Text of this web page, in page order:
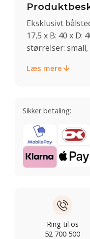
Eksklusivt
17,5 x B: 40 x D:
størrelser:
Læs mere
Sikker betaling:
Ring til os
52 700 500